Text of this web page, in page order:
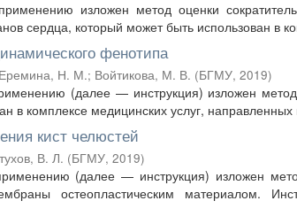
изложен метод оценки
сердца, который может быть использован в
фенотипа
Еремина, Н. М.; Войтикова, М. В. (БГМУ, 2019)
(далее — инструкция) изложен
в комплексе медицинских услуг, направленных
кист челюстей
В. Л. (БГМУ, 2019)
(далее — инструкция) изложен
остеопластическим материалом.